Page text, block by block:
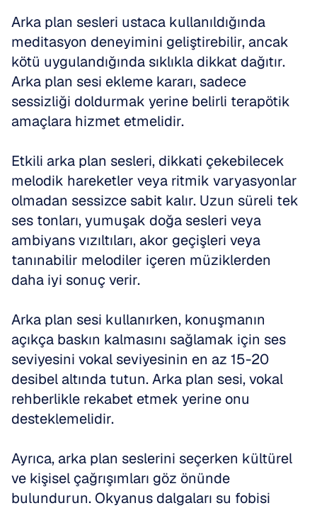
Arka plan sesleri ustaca kullanıldığında
meditasyon deneyimini geliştirebilir, ancak
kötü uygulandığında sıklıkla dikkat dağıtır.
Arka plan sesi ekleme kararı, sadece
sessizliği doldurmak yerine belirli terapötik
amaçlara hizmet etmelidir.
Etkili arka plan sesleri, dikkati çekebilecek
melodik hareketler veya ritmik varyasyonlar
olmadan sessizce sabit kalır. Uzun süreli tek
ses tonları, yumuşak doğa sesleri veya
ambiyans vızıltıları, akor geçişleri veya
tanınabilir melodiler içeren müziklerden
daha iyi sonuç verir.
Arka plan sesi kullanırken, konuşmanın
açıkça baskın kalmasını sağlamak için ses
seviyesini vokal seviyesinin en az 15-20
desibel altında tutun. Arka plan sesi, vokal
rehberlikle rekabet etmek yerine onu
desteklemelidir.
Ayrıca, arka plan seslerini seçerken kültürel
ve kişisel çağrışımları göz önünde
bulundurun. Okyanus dalgaları su fobisi